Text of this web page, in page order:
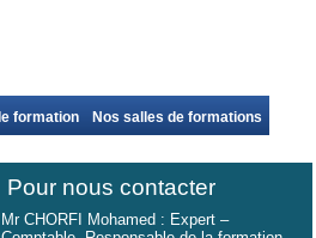
formation Nos salles de formations
Pour nous contacter
Mr CHORFI Mohamed : Expert –